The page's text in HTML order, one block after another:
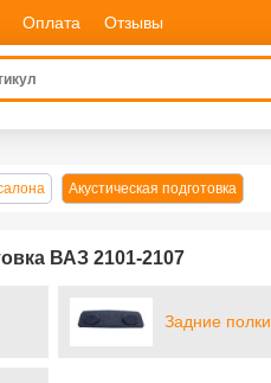
Оплата Отзывы
Акустическая подготовка
ВАЗ 2101-2107
Задние полки